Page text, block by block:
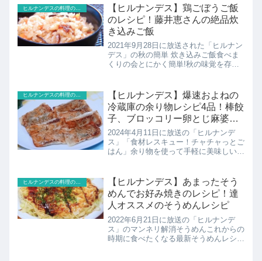
を伝授！こちらでは紹介されたのレシピ
のまとめです！
【ヒルナンデス】鶏ごぼうご飯
のレシピ！藤井恵さんの絶品炊
き込みご飯
2021年9月28日に放送された「ヒルナン
デス」の秋の簡単 炊き込みご飯食べま
くりの会とにかく簡単!秋の味覚を存分
ごぼうご飯のレシピの紹介です。
ヒルナンデスの料理のレシピ
【ヒルナンデス】爆速およねの
冷蔵庫の余り物レシピ4品！棒餃
子、ブロッコリー卵とじ麻婆、
ロールキャベツ、から揚げ
2024年4月11日に放送の「ヒルナンデ
ス」「食材レスキュー！チャチャっとご
はん」余り物を使って手軽に美味しい料
物を使った簡単アレンジレシピ4連発。
教えてくれるのは“爆...
ヒルナンデスの料理のレシピ
【ヒルナンデス】あまったそう
めんでお好み焼きのレシピ！達
人オススメのそうめんレシピ
2022年6月21日に放送の「ヒルナンデ
ス」のマンネリ解消そうめんこれからの
時期に食べたくなる最新そうめんレシピ